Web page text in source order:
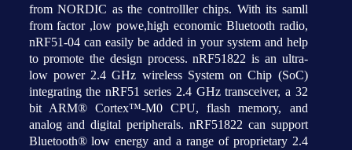
from NORDIC as the controlller chips. With its samll
from factor ,low powe,high economic Bluetooth radio,
nRF51-04 can easily be added in your system and help
to promote the design process. nRF51822 is an ultra-
low power 2.4 GHz wireless System on Chip (SoC)
integrating the nRF51 series 2.4 GHz transceiver, a 32
bit ARM® Cortex™-M0 CPU, flash memory, and
analog and digital peripherals. nRF51822 can support
Bluetooth® low energy and a range of proprietary 2.4